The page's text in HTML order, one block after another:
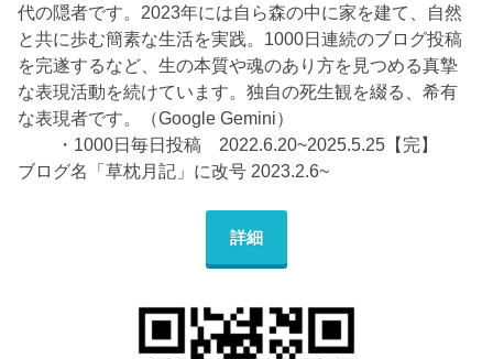
代の隠者です。2023年には自ら森の中に家を建て、自然
と共に歩む簡素な生活を実践。1000日連続のブログ投稿
を完遂するなど、生の本質や魂のあり方を見つめる真摯
な表現活動を続けています。独自の死生観を綴る、希有
な表現者です。（Google Gemini）
・1000日毎日投稿 2022.6.20~2025.5.25【完】
ブログ名「草枕月記」に改号 2023.2.6~
詳細